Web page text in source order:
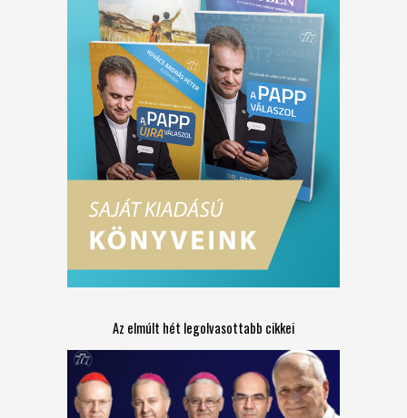
Az elmúlt hét legolvasottabb cikkei